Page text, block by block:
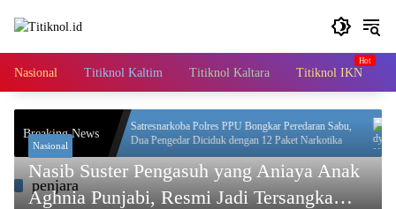
Nasional Titiknol Kaltim Titiknol Kaltara Titiknol IKN
Breaking News
Satresnarkoba Polres PPU Bongkar Peredaran Sabu,
Dua Pengedar Diciduk dengan 12 Paket Narkotika
penjara
Nasional
Nasib Suster Pengasuh yang Aniaya Anak
Aghnia Punjabi, Resmi Jadi Tersangka